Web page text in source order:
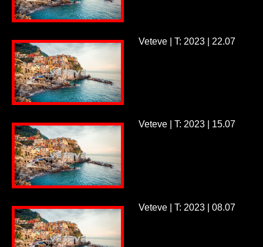
Veteve | T: 2023 | 22.07
Veteve | T: 2023 | 15.07
Veteve | T: 2023 | 08.07